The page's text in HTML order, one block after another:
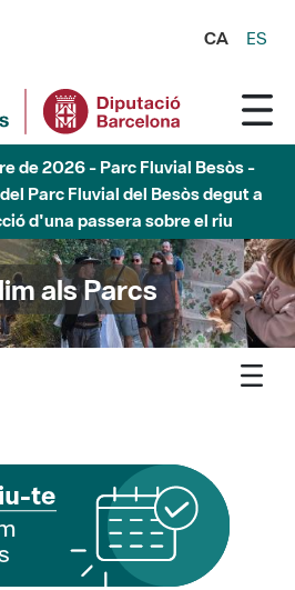
CA ES
de 2026 - Parc Fluvial Besòs -
Parc Fluvial del Besòs degut a
d'una passera sobre el riu
als Parcs